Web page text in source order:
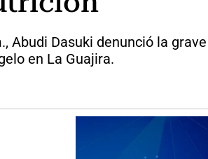
Abudi Dasuki denunció la
en La Guajira.